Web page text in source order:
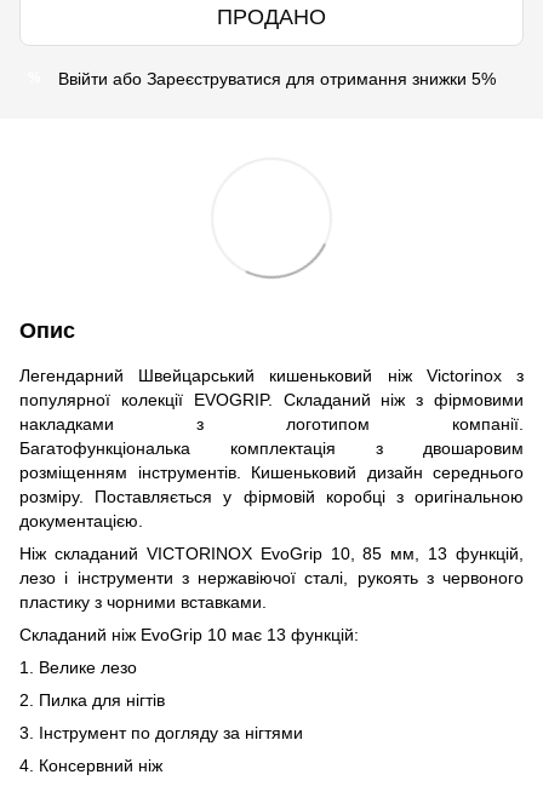
ПРОДАНО
Ввійти або Зареєструватися для отримання знижки 5%
Опис
Легендарний Швейцарський кишеньковий ніж Victorinox з
популярної колекції EVOGRIP. Складаний ніж з фірмовими
накладками з логотипом компанії.
Багатофункціональка комплектація з двошаровим
розміщенням інструментів. Кишеньковий дизайн середнього
розміру. Поставляється у фірмовій коробці з оригінальною
документацією.
Ніж складаний VICTORINOX EvoGrip 10, 85 мм, 13 функцій,
лезо і інструменти з нержавіючої сталі, рукоять з червоного
пластику з чорними вставками.
Складаний ніж EvoGrip 10 має 13 функцій:
1. Велике лезо
2. Пилка для нігтів
3. Інструмент по догляду за нігтями
4. Консервний ніж